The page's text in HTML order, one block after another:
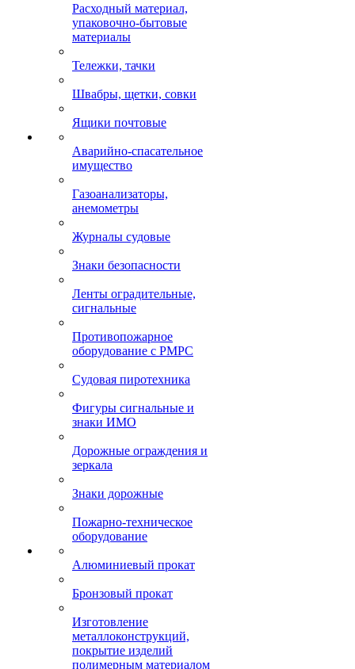
Расходный материал,
упаковочно-бытовые
материалы
Тележки, тачки
Швабры, щетки, совки
Ящики почтовые
Аварийно-спасательное
имущество
Газоанализаторы,
анемометры
Журналы судовые
Знаки безопасности
Ленты оградительные,
сигнальные
Противопожарное
оборудование с РМРС
Судовая пиротехника
Фигуры сигнальные и
знаки ИМО
Дорожные ограждения и
зеркала
Знаки дорожные
Пожарно-техническое
оборудование
Алюминиевый прокат
Бронзовый прокат
Изготовление
металлоконструкций,
покрытие изделий
полимерным материалом